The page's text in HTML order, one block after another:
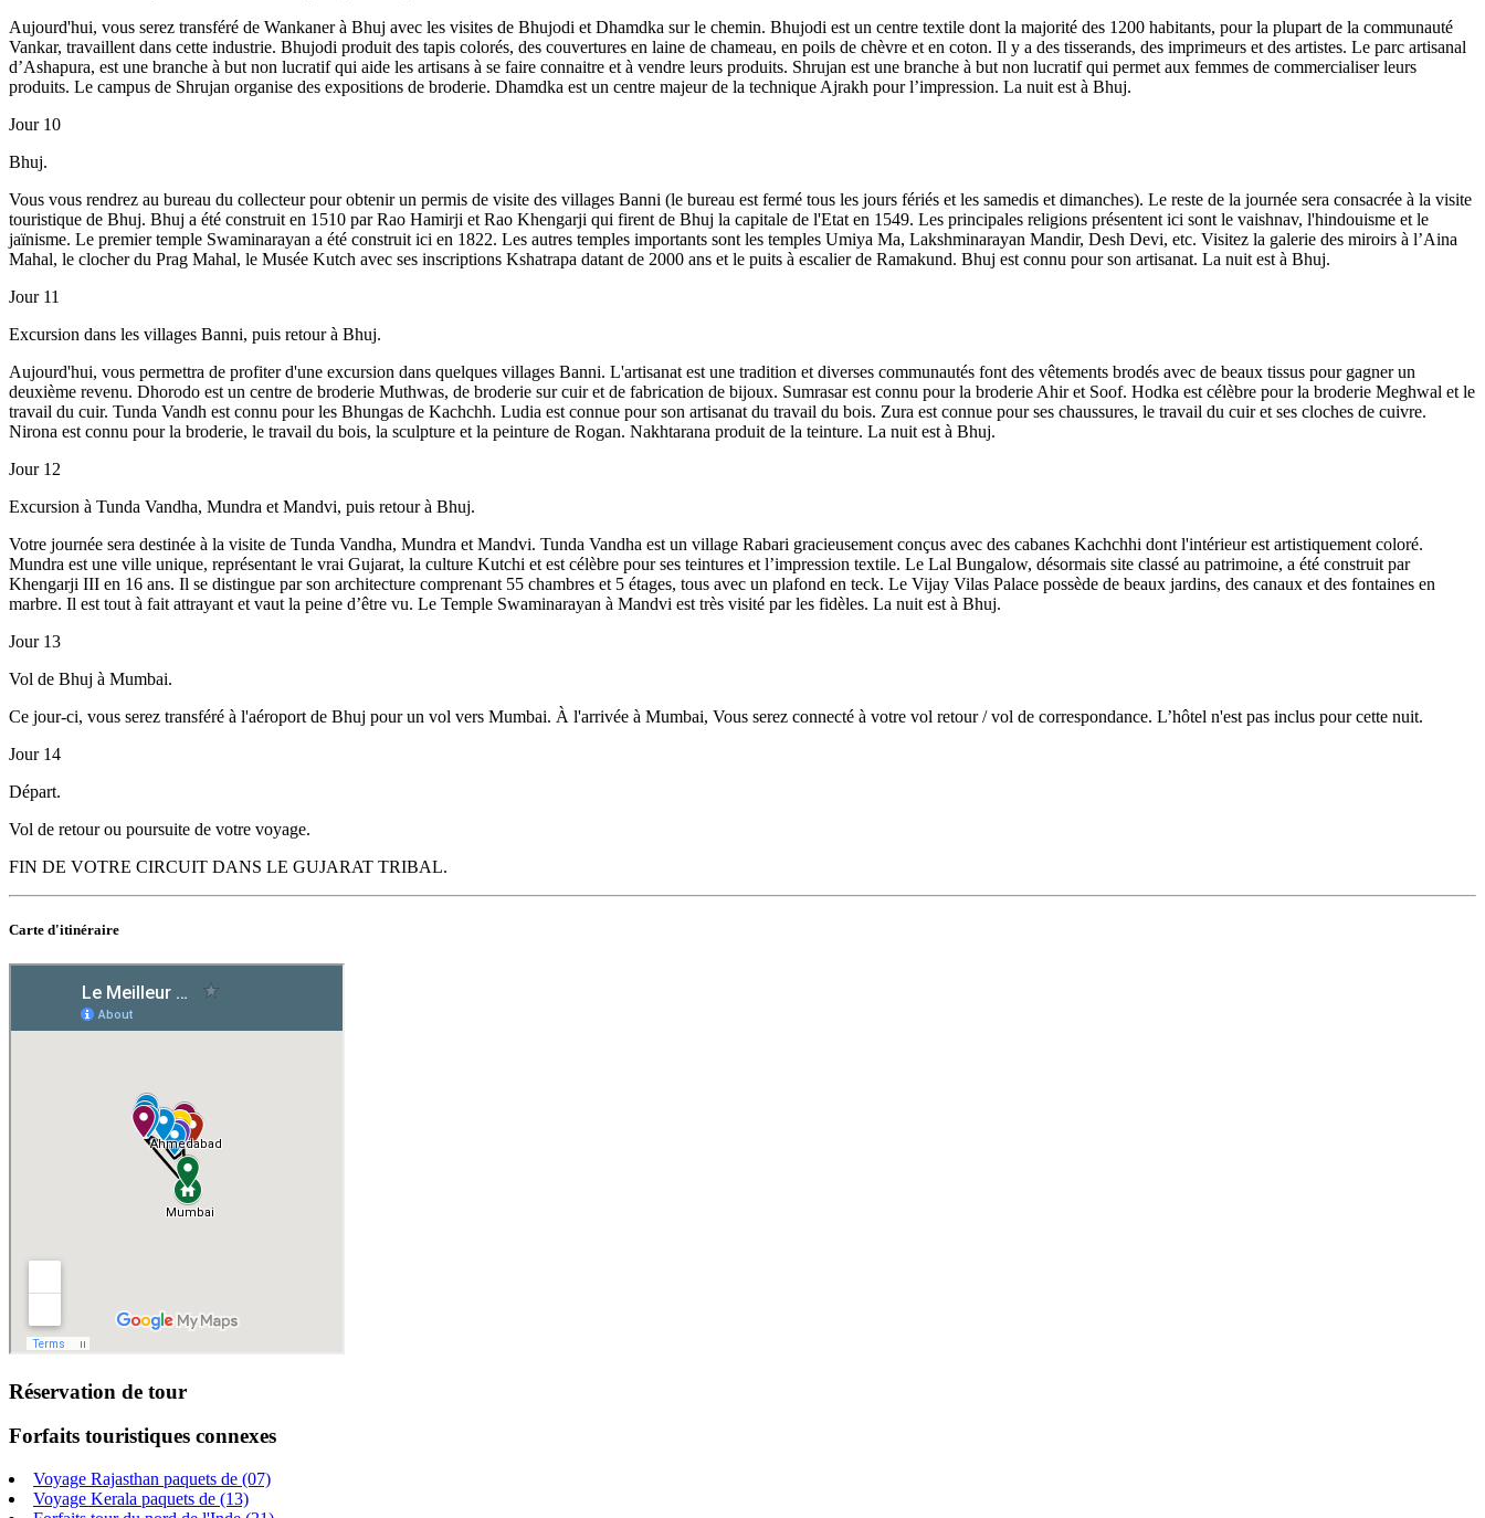
Aujourd'hui, vous serez transféré de Wankaner à Bhuj avec les visites de Bhujodi et Dhamdka sur le chemin. Bhujodi est un centre textile dont la majorité des 1200 habitants, pour la plupart de la communauté
Vankar, travaillent dans cette industrie. Bhujodi produit des tapis colorés, des couvertures en laine de chameau, en poils de chèvre et en coton. Il y a des tisserands, des imprimeurs et des artistes. Le parc artisanal
d’Ashapura, est une branche à but non lucratif qui aide les artisans à se faire connaitre et à vendre leurs produits. Shrujan est une branche à but non lucratif qui permet aux femmes de commercialiser leurs
produits. Le campus de Shrujan organise des expositions de broderie. Dhamdka est un centre majeur de la technique Ajrakh pour l’impression. La nuit est à Bhuj.
Jour 10
Bhuj.
Vous vous rendrez au bureau du collecteur pour obtenir un permis de visite des villages Banni (le bureau est fermé tous les jours fériés et les samedis et dimanches). Le reste de la journée sera consacrée à la visite
touristique de Bhuj. Bhuj a été construit en 1510 par Rao Hamirji et Rao Khengarji qui firent de Bhuj la capitale de l'Etat en 1549. Les principales religions présentent ici sont le vaishnav, l'hindouisme et le
jaïnisme. Le premier temple Swaminarayan a été construit ici en 1822. Les autres temples importants sont les temples Umiya Ma, Lakshminarayan Mandir, Desh Devi, etc. Visitez la galerie des miroirs à l’Aina
Mahal, le clocher du Prag Mahal, le Musée Kutch avec ses inscriptions Kshatrapa datant de 2000 ans et le puits à escalier de Ramakund. Bhuj est connu pour son artisanat. La nuit est à Bhuj.
Jour 11
Excursion dans les villages Banni, puis retour à Bhuj.
Aujourd'hui, vous permettra de profiter d'une excursion dans quelques villages Banni. L'artisanat est une tradition et diverses communautés font des vêtements brodés avec de beaux tissus pour gagner un
deuxième revenu. Dhorodo est un centre de broderie Muthwas, de broderie sur cuir et de fabrication de bijoux. Sumrasar est connu pour la broderie Ahir et Soof. Hodka est célèbre pour la broderie Meghwal et le
travail du cuir. Tunda Vandh est connu pour les Bhungas de Kachchh. Ludia est connue pour son artisanat du travail du bois. Zura est connue pour ses chaussures, le travail du cuir et ses cloches de cuivre.
Nirona est connu pour la broderie, le travail du bois, la sculpture et la peinture de Rogan. Nakhtarana produit de la teinture. La nuit est à Bhuj.
Jour 12
Excursion à Tunda Vandha, Mundra et Mandvi, puis retour à Bhuj.
Votre journée sera destinée à la visite de Tunda Vandha, Mundra et Mandvi. Tunda Vandha est un village Rabari gracieusement conçus avec des cabanes Kachchhi dont l'intérieur est artistiquement coloré.
Mundra est une ville unique, représentant le vrai Gujarat, la culture Kutchi et est célèbre pour ses teintures et l’impression textile. Le Lal Bungalow, désormais site classé au patrimoine, a été construit par
Khengarji III en 16 ans. Il se distingue par son architecture comprenant 55 chambres et 5 étages, tous avec un plafond en teck. Le Vijay Vilas Palace possède de beaux jardins, des canaux et des fontaines en
marbre. Il est tout à fait attrayant et vaut la peine d’être vu. Le Temple Swaminarayan à Mandvi est très visité par les fidèles. La nuit est à Bhuj.
Jour 13
Vol de Bhuj à Mumbai.
Ce jour-ci, vous serez transféré à l'aéroport de Bhuj pour un vol vers Mumbai. À l'arrivée à Mumbai, Vous serez connecté à votre vol retour / vol de correspondance. L’hôtel n'est pas inclus pour cette nuit.
Jour 14
Départ.
Vol de retour ou poursuite de votre voyage.
FIN DE VOTRE CIRCUIT DANS LE GUJARAT TRIBAL.
Carte d'itinéraire
Réservation de tour
Forfaits touristiques connexes
Voyage Rajasthan paquets de (07)
Voyage Kerala paquets de (13)